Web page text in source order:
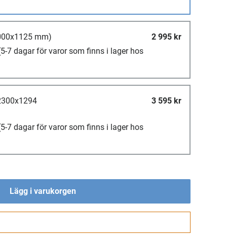
mm)
2 995 kr
7 dagar för varor som finns i lager hos
3 595 kr
7 dagar för varor som finns i lager hos
Lägg i varukorgen